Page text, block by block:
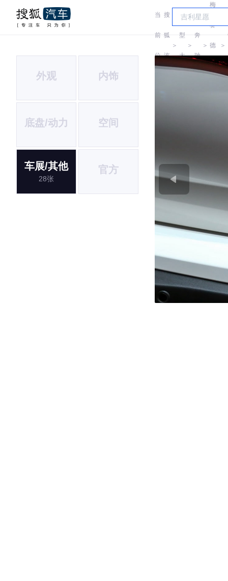
当
前
位
搜
狐
汽
＞
车
型
大
＞
奔
驰
＞
梅
赛
德
斯-
＞
外观 内饰
底盘/动力 空间
车展/其他
28张
官方